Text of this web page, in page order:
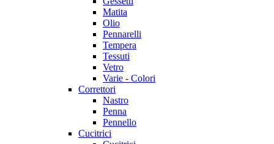
Matita
Olio
Pennarelli
Tempera
Tessuti
Vetro
Varie - Colori
Correttori
Nastro
Penna
Pennello
Cucitrici